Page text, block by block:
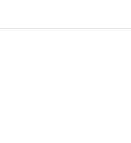
怎麼讓Threads流量